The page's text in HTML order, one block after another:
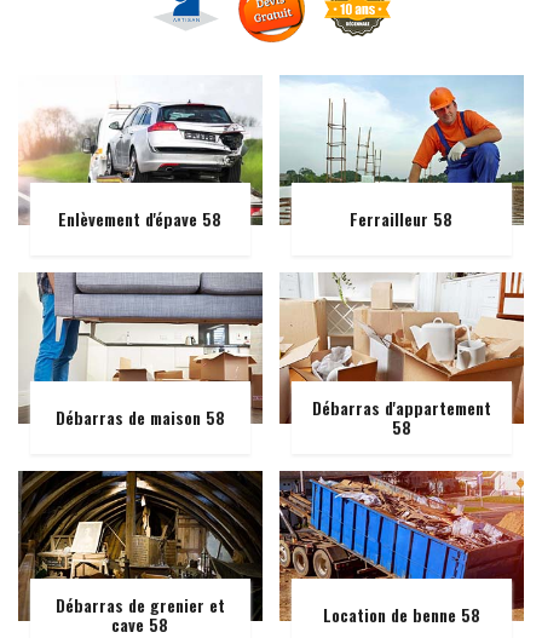
Enlèvement d'épave 58 Ferrailleur 58
Débarras de maison 58 Débarras d'appartement
58
Débarras de grenier et
cave 58 Location de benne 58